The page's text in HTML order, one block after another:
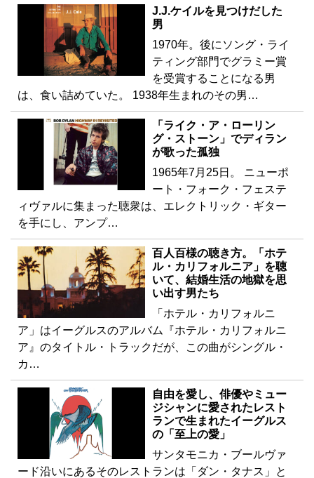
J.J.ケイルを見つけだした
男
1970年。後にソング・ライ
ティング部門でグラミー賞
を受賞することになる男
は、食い詰めていた。 1938年生まれのその男…
「ライク・ア・ローリン
グ・ストーン」でディラン
が歌った孤独
1965年7月25日。 ニューポ
ート・フォーク・フェステ
ィヴァルに集まった聴衆は、エレクトリック・ギター
を手にし、アンプ…
百人百様の聴き方。「ホテ
ル・カリフォルニア」を聴
いて、結婚生活の地獄を思
い出す男たち
「ホテル・カリフォルニ
ア」はイーグルスのアルバム『ホテル・カリフォルニ
ア』のタイトル・トラックだが、この曲がシングル・
カ…
自由を愛し、俳優やミュー
ジシャンに愛されたレスト
ランで生まれたイーグルス
の「至上の愛」
サンタモニカ・ブールヴァ
ード沿いにあるそのレストランは「ダン・タナス」と